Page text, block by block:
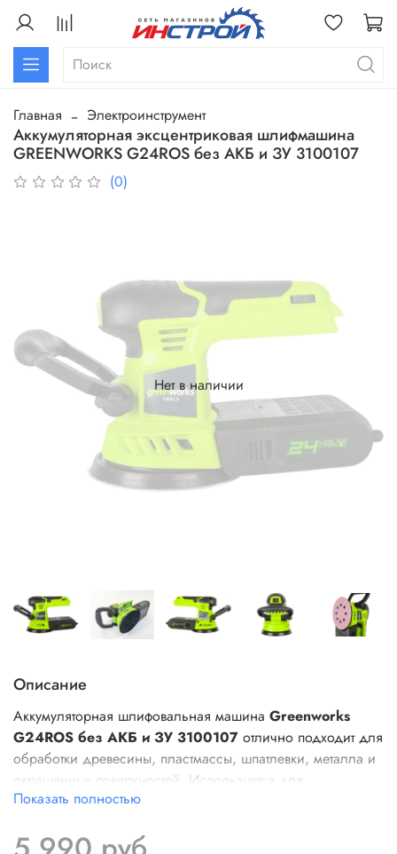
Главная Электроинструмент
Аккумуляторная эксцентриковая шлифмашина
GREENWORKS G24ROS без АКБ и ЗУ 3100107
(0)
Нет в наличии
Описание
Аккумуляторная шлифовальная машина Greenworks
G24ROS без АКБ и ЗУ 3100107 отлично подходит для
обработки древесины, пластмассы, шпатлевки, металла и
окрашенных поверхностей. Используется для
шлифования и для полировки.
Регулируемая частота вращения позволяет подобрать
Показать полностью